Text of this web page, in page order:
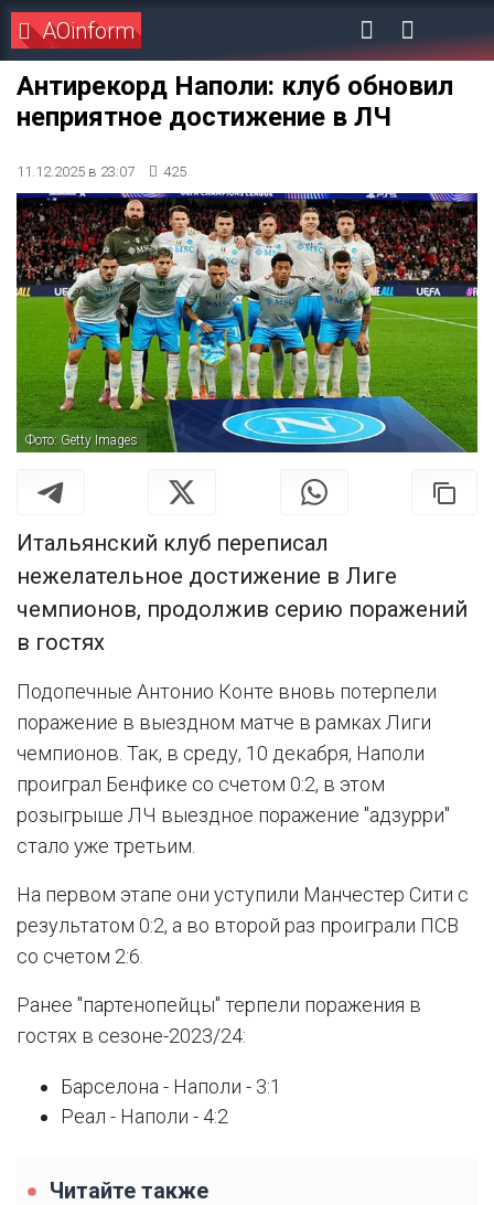
AOinform
Антирекорд Наполи: клуб обновил
неприятное достижение в ЛЧ
11.12.2025 в 23:07 425
Фото: Getty Images
Итальянский клуб переписал
нежелательное достижение в Лиге
чемпионов, продолжив серию поражений
в гостях
Подопечные Антонио Конте вновь потерпели
поражение в выездном матче в рамках Лиги
чемпионов. Так, в среду, 10 декабря, Наполи
проиграл Бенфике со счетом 0:2, в этом
розыгрыше ЛЧ выездное поражение "адзурри"
стало уже третьим.
На первом этапе они уступили Манчестер Сити с
результатом 0:2, а во второй раз проиграли ПСВ
со счетом 2:6.
Ранее "партенопейцы" терпели поражения в
гостях в сезоне-2023/24:
Барселона - Наполи - 3:1
Реал - Наполи - 4:2
Читайте также